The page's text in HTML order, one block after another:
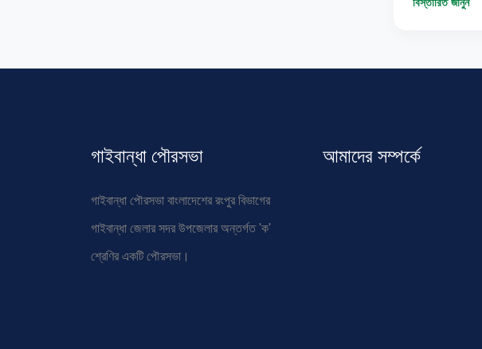
গাইবান্ধা পৌরসভা
গাইবান্ধা পৌরসভা বাংলাদেশের রংপুর বিভাগের
গাইবান্ধা জেলার সদর উপজেলার অন্তর্গত 'ক'
শ্রেণির একটি পৌরসভা।
আমাদের সম্পর্কে